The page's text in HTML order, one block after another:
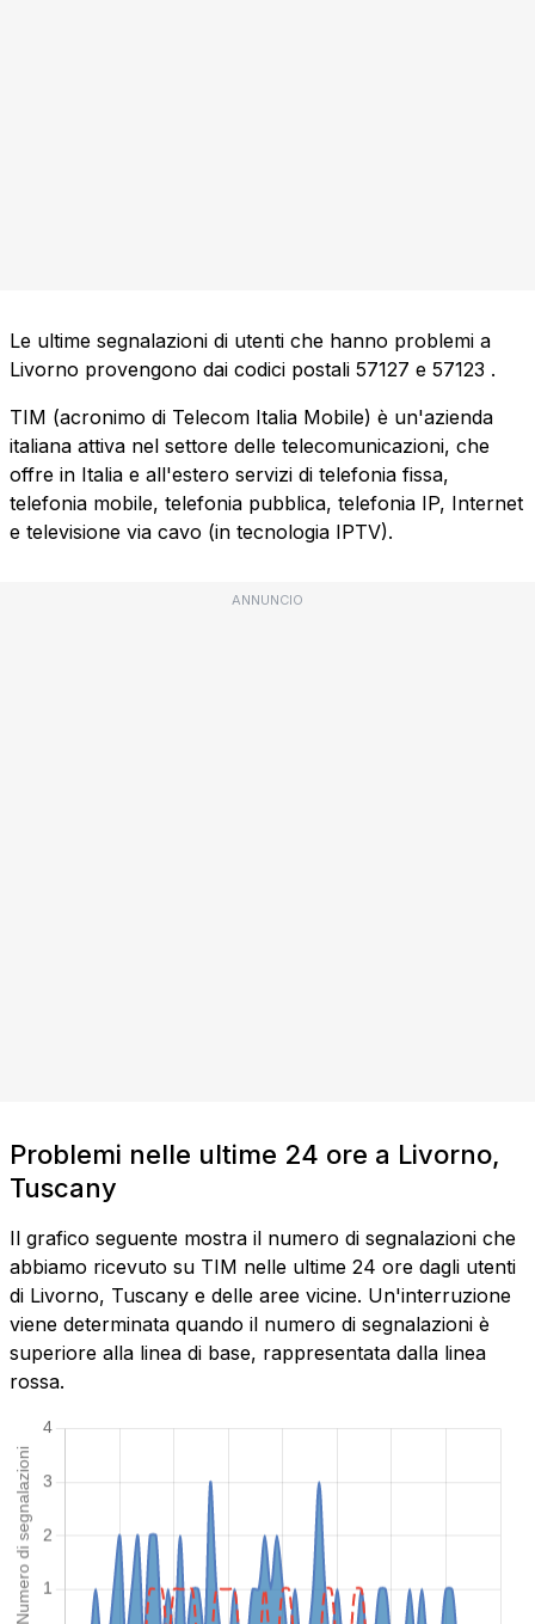
Le ultime segnalazioni di utenti che hanno problemi a
Livorno provengono dai codici postali 57127 e 57123 .
TIM (acronimo di Telecom Italia Mobile) è un'azienda
italiana attiva nel settore delle telecomunicazioni, che
offre in Italia e all'estero servizi di telefonia fissa,
telefonia mobile, telefonia pubblica, telefonia IP, Internet
e televisione via cavo (in tecnologia IPTV).
ANNUNCIO
Problemi nelle ultime 24 ore a Livorno,
Tuscany
Il grafico seguente mostra il numero di segnalazioni che
abbiamo ricevuto su TIM nelle ultime 24 ore dagli utenti
di Livorno, Tuscany e delle aree vicine. Un'interruzione
viene determinata quando il numero di segnalazioni è
superiore alla linea di base, rappresentata dalla linea
rossa.